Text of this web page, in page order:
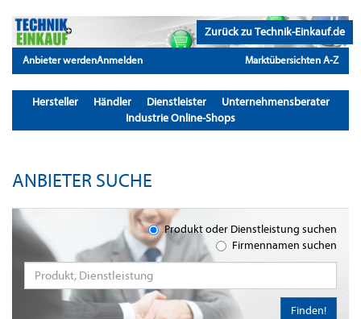
Zurück zu Technik-Einkauf.de
Anbieter werdenAnmelden Marktübersichten A-Z
Hersteller Händler Dienstleister
Unternehmensberater
Industrie Online-Shops
ANBIETER SUCHE
Produkt oder Dienstleistung suchen
Firmennamen suchen
Finden!